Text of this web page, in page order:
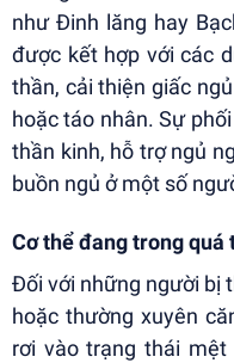
như Đinh lăng hay
được kết hợp với các
thần, cải thiện giấc
hoặc táo nhân. Sự
thần kinh, hỗ trợ ngủ
buồn ngủ ở một số
Cơ thể đang trong quá
Đối với những người bị
hoặc thường xuyên
rơi vào trạng thái mệt